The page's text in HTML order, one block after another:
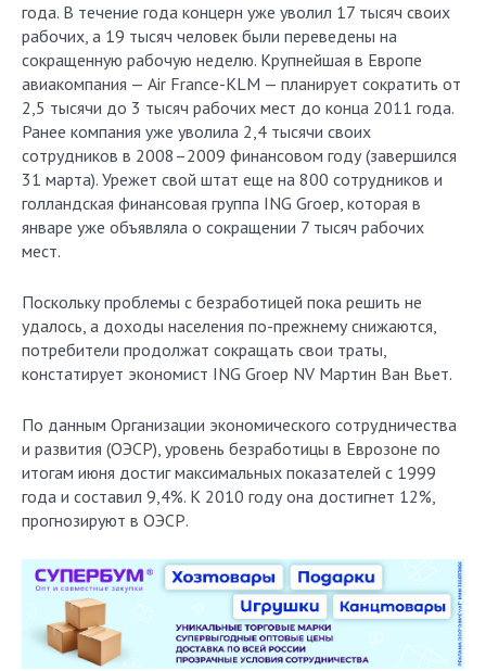
года. В течение года концерн уже уволил 17 тысяч своих
рабочих, а 19 тысяч человек были переведены на
сокращенную рабочую неделю. Крупнейшая в Европе
авиакомпания — Air France-KLM — планирует сократить от
2,5 тысячи до 3 тысяч рабочих мест до конца 2011 года.
Ранее компания уже уволила 2,4 тысячи своих
сотрудников в 2008–2009 финансовом году (завершился
31 марта). Урежет свой штат еще на 800 сотрудников и
голландская финансовая группа ING Groep, которая в
январе уже объявляла о сокращении 7 тысяч рабочих
мест.
Поскольку проблемы с безработицей пока решить не
удалось, а доходы населения по-прежнему снижаются,
потребители продолжат сокращать свои траты,
констатирует экономист ING Groep NV Мартин Ван Вьет.
По данным Организации экономического сотрудничества
и развития (ОЭСР), уровень безработицы в Еврозоне по
итогам июня достиг максимальных показателей с 1999
года и составил 9,4%. К 2010 году она достигнет 12%,
прогнозируют в ОЭСР.